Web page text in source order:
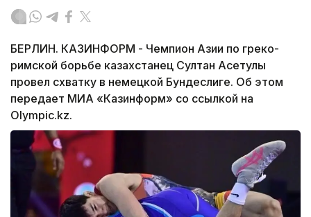
БЕРЛИН. КАЗИНФОРМ - Чемпион Азии по греко-
римской борьбе казахстанец Султан Асетулы
провел схватку в немецкой Бундеслиге. Об этом
передает МИА «Казинформ» со ссылкой на
Olympic.kz.